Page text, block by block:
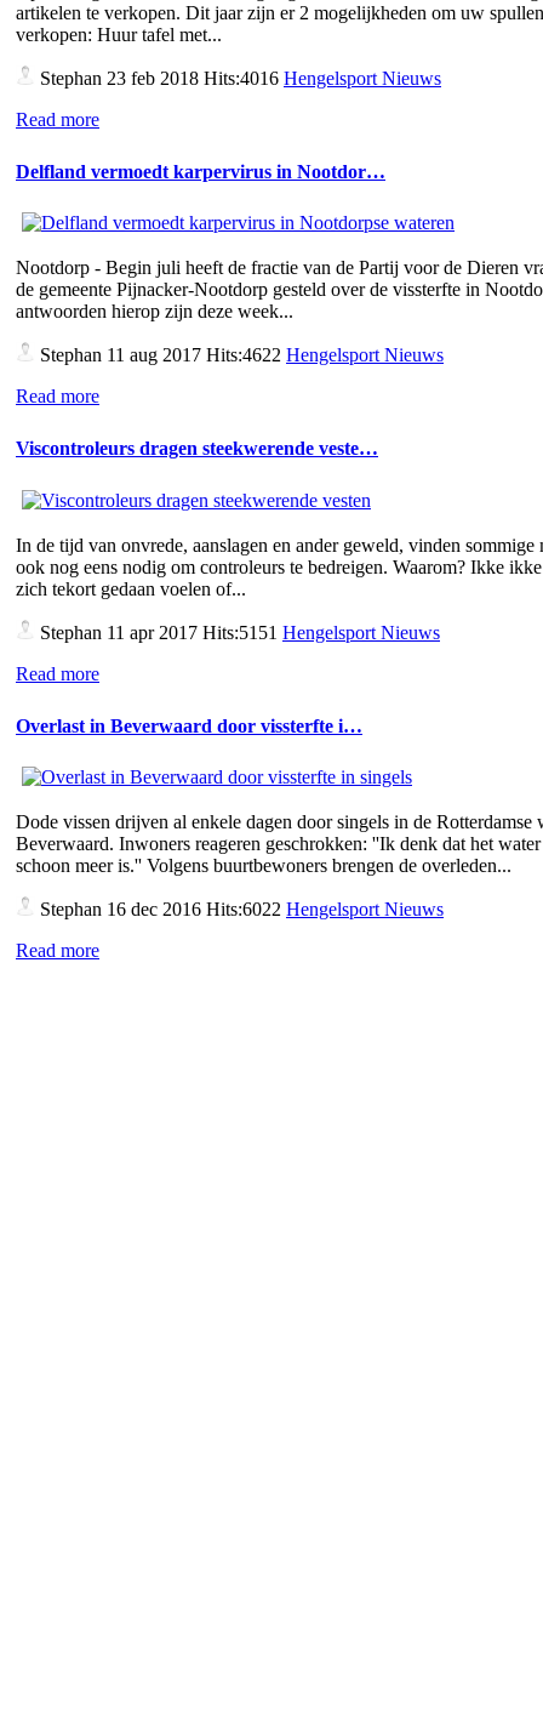
artikelen te verkopen. Dit jaar zijn er 2 mogelijkheden om uw
verkopen: Huur tafel met...
Stephan 23 feb 2018 Hits:4016 Hengelsport Nieuws
Read more
Delfland vermoedt karpervirus in Nootdor…
Nootdorp - Begin juli heeft de fractie van de Partij voor de Dieren
de gemeente Pijnacker-Nootdorp gesteld over de vissterfte in
antwoorden hierop zijn deze week...
Stephan 11 aug 2017 Hits:4622 Hengelsport Nieuws
Read more
Viscontroleurs dragen steekwerende veste…
In de tijd van onvrede, aanslagen en ander geweld, vinden sommige
ook nog eens nodig om controleurs te bedreigen. Waarom? Ikke
zich tekort gedaan voelen of...
Stephan 11 apr 2017 Hits:5151 Hengelsport Nieuws
Read more
Overlast in Beverwaard door vissterfte i…
Dode vissen drijven al enkele dagen door singels in de Rotterdamse
Beverwaard. Inwoners reageren geschrokken: ''Ik denk dat het
schoon meer is.'' Volgens buurtbewoners brengen de overleden...
Stephan 16 dec 2016 Hits:6022 Hengelsport Nieuws
Read more